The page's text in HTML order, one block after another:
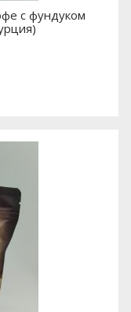
с фундуком